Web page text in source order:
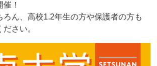
！
ろん、高校1.2年生の方や保護者の方も
さい。